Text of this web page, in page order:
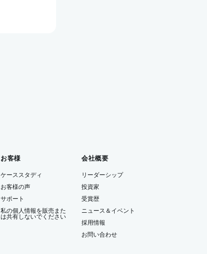
お客様
ケーススタディ
お客様の声
サポート
私の個人情報を販売また
は共有しないでください
会社概要
リーダーシップ
投資家
受賞歴
ニュース＆イベント
採用情報
お問い合わせ